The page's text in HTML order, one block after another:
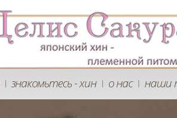
| знакомьтесь - хин | о нас | наши